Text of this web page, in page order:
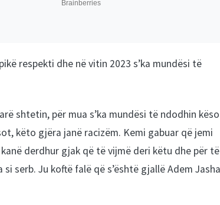
respekti dhe në vitin 2023 s’ka mundësi të
shtetin, për mua s’ka mundësi të ndodhin këso
këto gjëra janë racizëm. Kemi gabuar që jemi
derdhur gjak që të vijmë deri këtu dhe për të
serb. Ju koftë falë që s’është gjallë Adem